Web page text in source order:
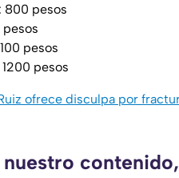
800 pesos
pesos
pesos
pesos
ofrece disculpa por
nuestro